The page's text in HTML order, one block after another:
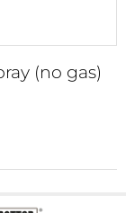
(no gas)